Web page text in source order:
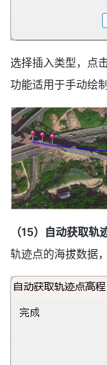
选择插入类型，点
功能适用于手动绘
（15）自动获取轨
轨迹点的海拔数据